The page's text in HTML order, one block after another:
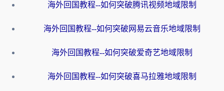
海外回国教程--如何突破腾讯视频地域限制
海外回国教程--如何突破网易云音乐地域限制
海外回国教程--如何突破爱奇艺地域限制
海外回国教程--如何突破喜马拉雅地域限制